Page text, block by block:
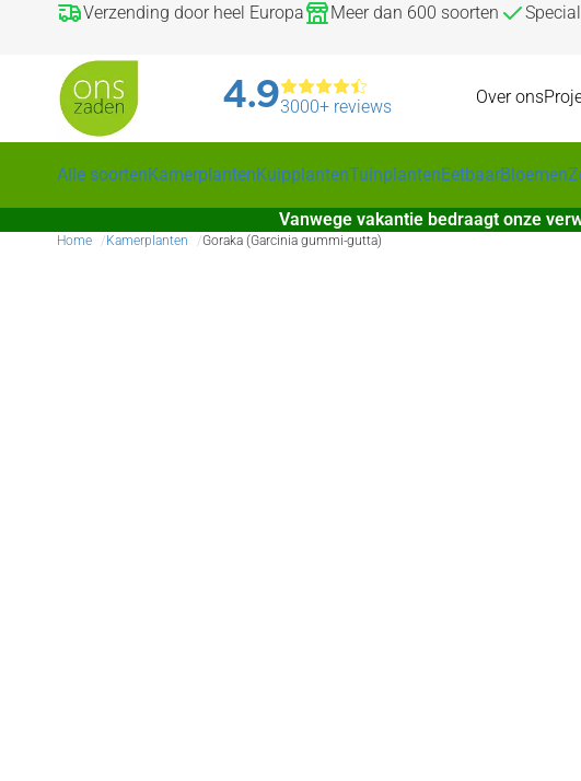
Verzending door heel Europa Meer dan 600 soorten
4.93000+ reviews Over ons
Alle soortenKamerplantenKuipplantenTuinplantenEetbaarBloemen
Vanwege vakantie bedraagt onze
Home Kamerplanten Goraka (Garcinia gummi-gutta)